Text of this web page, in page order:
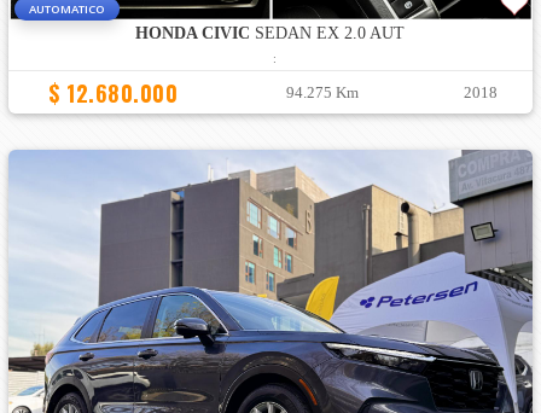
AUTOMATICO
HONDA CIVIC SEDAN EX 2.0 AUT
:
$ 12.680.000 94.275 Km 2018